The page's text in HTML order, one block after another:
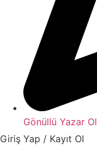
Gönüllü Yazar Ol
Giriş Yap / Kayıt Ol